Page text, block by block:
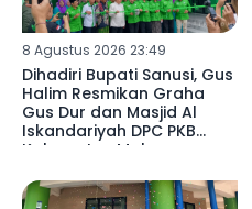
8 Agustus 2026 23:49
Dihadiri Bupati Sanusi, Gus
Halim Resmikan Graha
Gus Dur dan Masjid Al
Iskandariyah DPC PKB
Kabupaten Malang